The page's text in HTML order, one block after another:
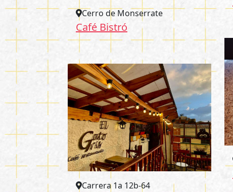
Cerro de Monserrate
Café Bistró
Carrera 1a 12b-64